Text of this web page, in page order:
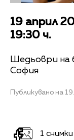
1 снимки
19 април
19:30 ч.
Шедьоври на
София
Публикувано на